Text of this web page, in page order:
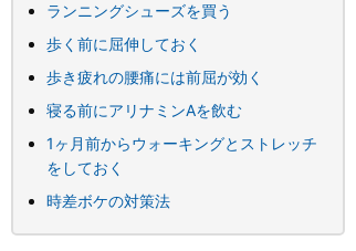
ランニングシューズを買う
歩く前に屈伸しておく
歩き疲れの腰痛には前屈が効く
寝る前にアリナミンAを飲む
1ヶ月前からウォーキングとストレッチ
をしておく
時差ボケの対策法